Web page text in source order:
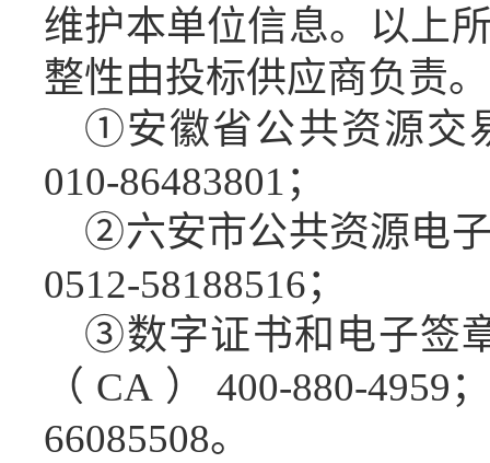
维护本单位信息。以上
整性由投标供应商负责。
①安徽省公共资源交
010-86483801；
②六安市公共资源电
0512-58188516；
③数字证书和电子签
（CA）400-880-
66085508。